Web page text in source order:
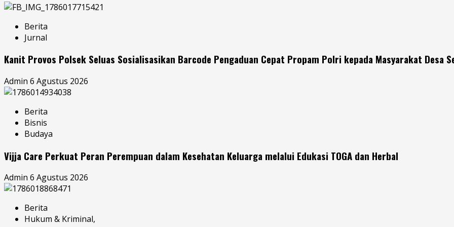
Berita
Jurnal
Kanit Provos Polsek Seluas Sosialisasikan Barcode Pengaduan Cepat Propam Polri kepada Masyarakat Desa
Admin 6 Agustus 2026
Berita
Bisnis
Budaya
Vijja Care Perkuat Peran Perempuan dalam Kesehatan Keluarga melalui Edukasi TOGA dan Herbal
Admin 6 Agustus 2026
Berita
Hukum & Kriminal,